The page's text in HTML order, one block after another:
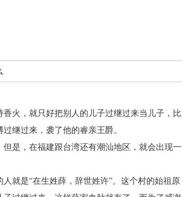
火，就只好把别人的儿子过继过来当儿子，比
继过来，袭了他的睿亲王爵。
是，在福建跟台湾还有潮汕地区，就会出现一
是“在生姓薛，辞世姓许”。这个村的始祖原